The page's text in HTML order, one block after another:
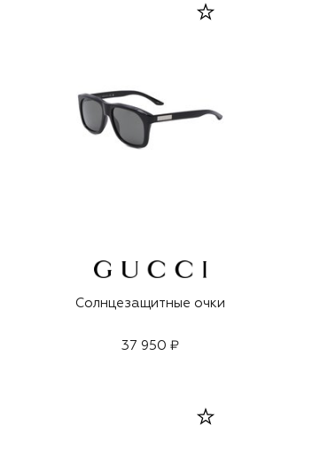
Солнцезащитные очки
37 950 ₽